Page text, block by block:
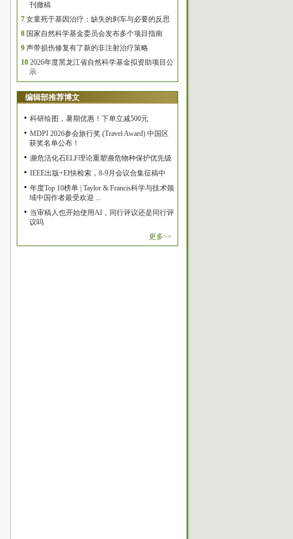
刊撤稿
7 女童死于基因治疗：缺失的刹车与必要的反思
8 国家自然科学基金委员会发布多个项目指南
9 声带损伤修复有了新的非注射治疗策略
10 2026年度黑龙江省自然科学基金拟资助项目公
示
编辑部推荐博文
科研绘图，暑期优惠！下单立减500元
MDPI 2026参会旅行奖 (Travel Award) 中国区
获奖名单公布！
濒危活化石ELF理论重塑濒危物种保护优先级
IEEE出版+EI快检索，8-9月会议合集征稿中
年度Top 10榜单 | Taylor & Francis科学与技术领
域中国作者最受欢迎 ...
当审稿人也开始使用AI，同行评议还是同行评
议吗
更多>>